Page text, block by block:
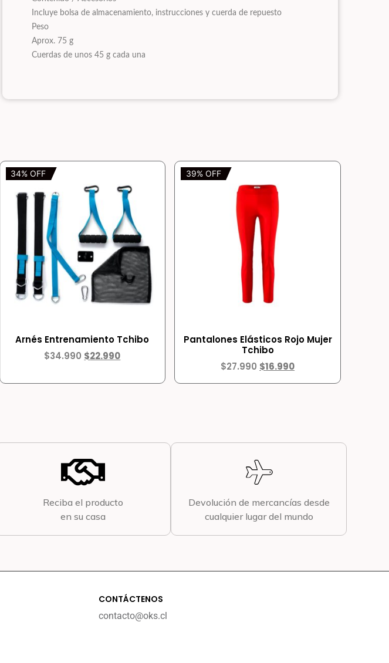
Incluye bolsa de almacenamiento, instrucciones y cuerda de repuesto
Peso
Aprox. 75 g
Cuerdas de unos 45 g cada una
34% OFF
Arnés Entrenamiento Tchibo
$34.990 $22.990
39% OFF
Pantalones Elásticos Rojo Mujer
Tchibo
$27.990 $16.990
Reciba el producto
en su casa
Devolución de mercancías desde
cualquier lugar del mundo
CONTÁCTENOS
contacto@oks.cl